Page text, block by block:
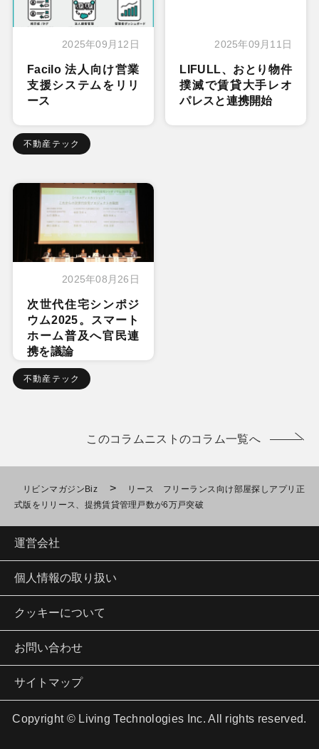
2025年09月12日
Facilo 法人向け営業
支援システムをリリ
ース
不動産テック
2025年09月11日
LIFULL、おとり物件
撲滅で賃貸大手レオ
パレスと連携開始
2025年08月26日
次世代住宅シンポジ
ウム2025。スマート
ホーム普及へ官民連
携を議論
不動産テック
このコラムニストのコラム一覧へ
リビンマガジンBiz >
リース フリーランス向け部屋探しアプリ正
式版をリリース、提携賃貸管理戸数が6万戸突破
運営会社
個人情報の取り扱い
クッキーについて
お問い合わせ
サイトマップ
Copyright © Living Technologies Inc. All rights reserved.